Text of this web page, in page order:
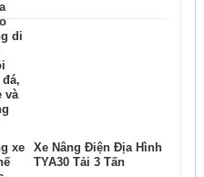
Xe Nâng Điện Địa Hình
TYA30 Tải 3 Tấn